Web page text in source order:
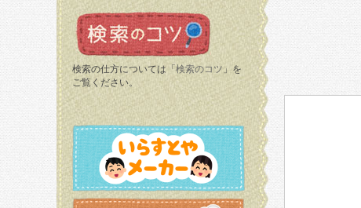
検索の仕方については「 検索のコツ 」を
ご覧ください。